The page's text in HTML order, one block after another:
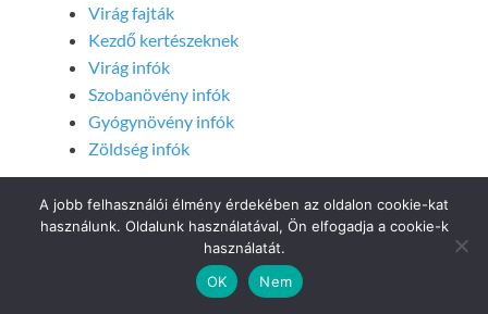
Virág fajták
Kezdő kertészeknek
Virág infók
Szobanövény infók
Gyógynövény infók
Zöldség infók
A jobb felhasználói élmény érdekében az oldalon cookie-kat
használunk. Oldalunk használatával, Ön elfogadja a cookie-k
használatát.
OK
Nem